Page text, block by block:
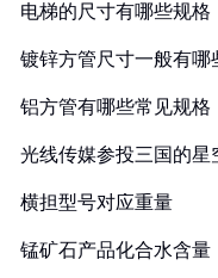
电梯的尺寸有哪些规格
镀锌方管尺寸一般有哪
铝方管有哪些常见规格
光线传媒参投三国的星
横担型号对应重量
锰矿石产品化合水含量